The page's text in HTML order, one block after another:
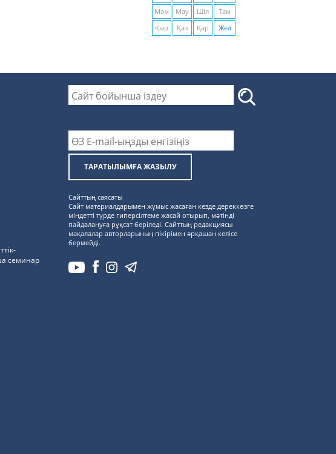
Мам
Мау Шіл
Там
Қыр
Қаз Қар Жел
семинар
ТАРАТЫЛЫМҒА ЖАЗЫЛУ
Сайттың саясаты
Сайт материалдарымен жұмыс жасаған кезде дереккөзге
міндетті түрде гиперсілтеме жасай отырып, мәтінді
пайдалануға рұқсат беріледі. Сайттың редакциясы
мақалалар авторларының пікірімен әрқашан келісе
бермейді.